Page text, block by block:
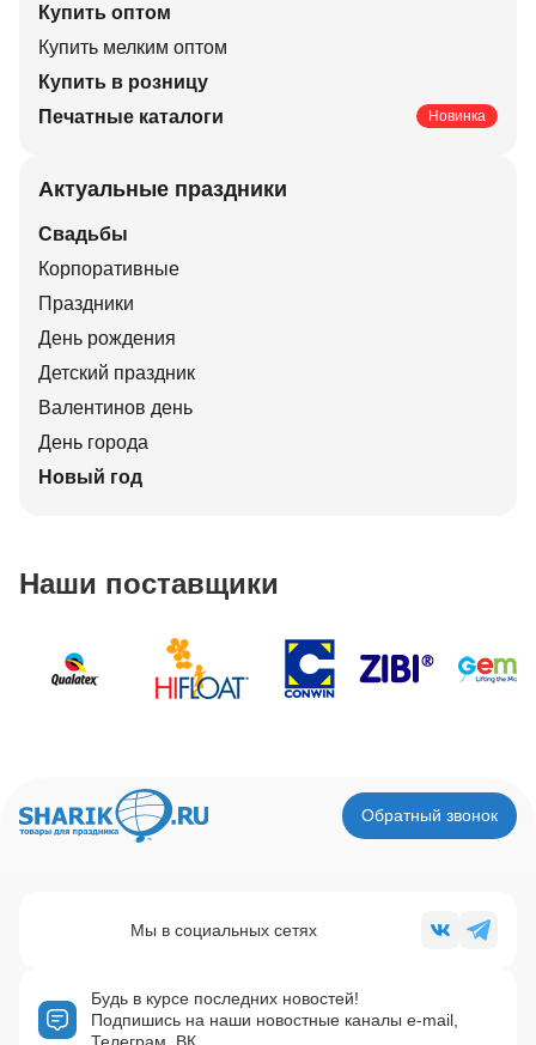
Купить оптом
Купить мелким оптом
Купить в розницу
Печатные каталоги
Новинка
Актуальные праздники
Свадьбы
Корпоративные
Праздники
День рождения
Детский праздник
Валентинов день
День города
Новый год
Наши поставщики
Обратный звонок
Будь в курсе последних новостей!
Подпишись на наши новостные каналы e-mail,
Телеграм, ВК
Мы в социальных сетях